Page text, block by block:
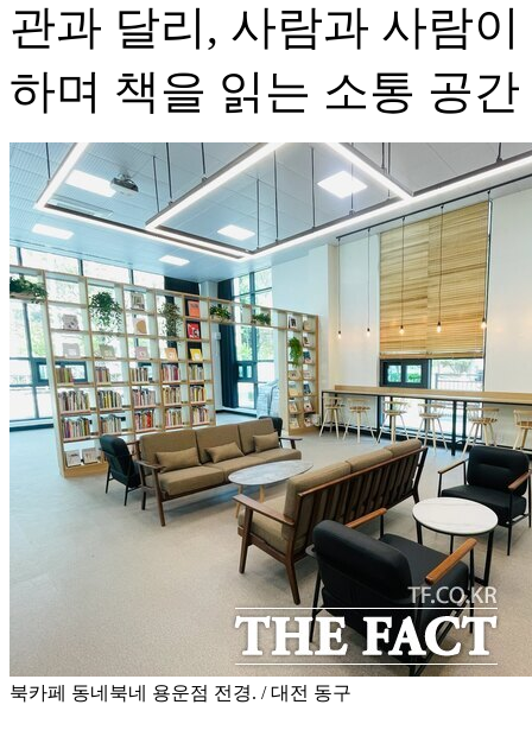
관과 달리, 사람과 사람
하며 책을 읽는 소통 공
북카페 동네북네 용운점 전경. / 대전 동구